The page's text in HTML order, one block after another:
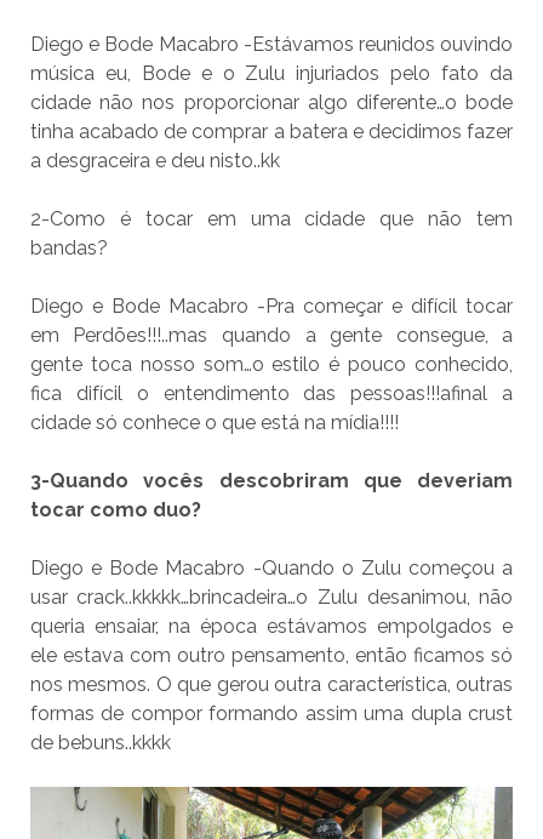
Diego e Bode Macabro -Estávamos reunidos ouvindo
música eu, Bode e o Zulu injuriados pelo fato da
cidade não nos proporcionar algo diferente…o bode
tinha acabado de comprar a batera e decidimos fazer
a desgraceira e deu nisto..kk
2-Como é tocar em uma cidade que não tem
bandas?
Diego e Bode Macabro -Pra começar e difícil tocar
em Perdões!!!..mas quando a gente consegue, a
gente toca nosso som…o estilo é pouco conhecido,
fica difícil o entendimento das pessoas!!!afinal a
cidade só conhece o que está na mídia!!!!
3-Quando vocês descobriram que deveriam
tocar como duo?
Diego e Bode Macabro -Quando o Zulu começou a
usar crack..kkkkk…brincadeira…o Zulu desanimou, não
queria ensaiar, na época estávamos empolgados e
ele estava com outro pensamento, então ficamos só
nos mesmos. O que gerou outra característica, outras
formas de compor formando assim uma dupla crust
de bebuns..kkkk